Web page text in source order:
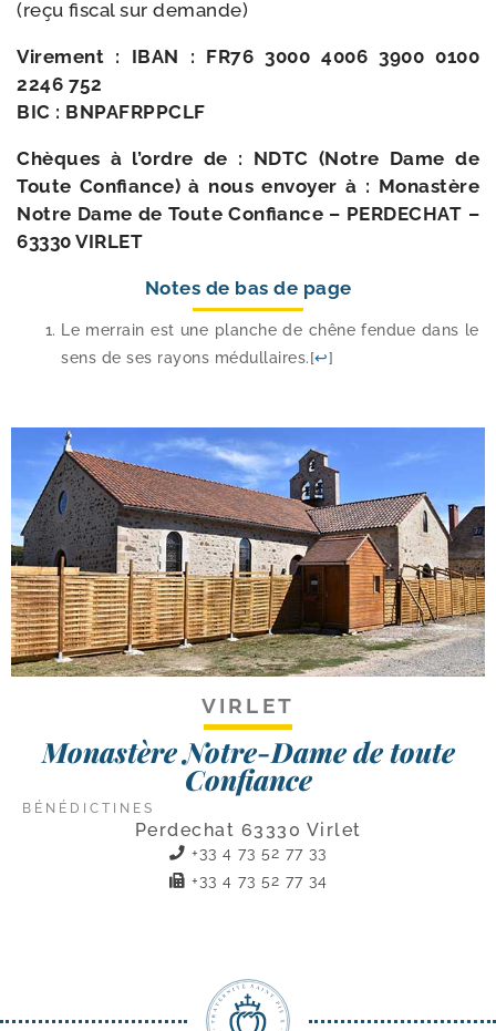
(reçu fis­cal sur demande)
Virement : IBAN : FR76 3000 4006 3900 0100
2246 752
BIC : BNPAFRPPCLF
Chèques à l’ordre de : NDTC (Notre Dame de
Toute Confiance) à nous envoyer à : Monastère
Notre Dame de Toute Confiance – PERDECHAT –
63330 VIRLET
Notes de bas de page
Le mer­rain est une planche de chêne fen­due dans le
sens de ses rayons médul­laires.[↩]
VIRLET
Monastère Notre-Dame de toute
Confiance
BÉNÉDICTINES
Perdechat 63330 Virlet
+33 4 73 52 77 33
+33 4 73 52 77 34